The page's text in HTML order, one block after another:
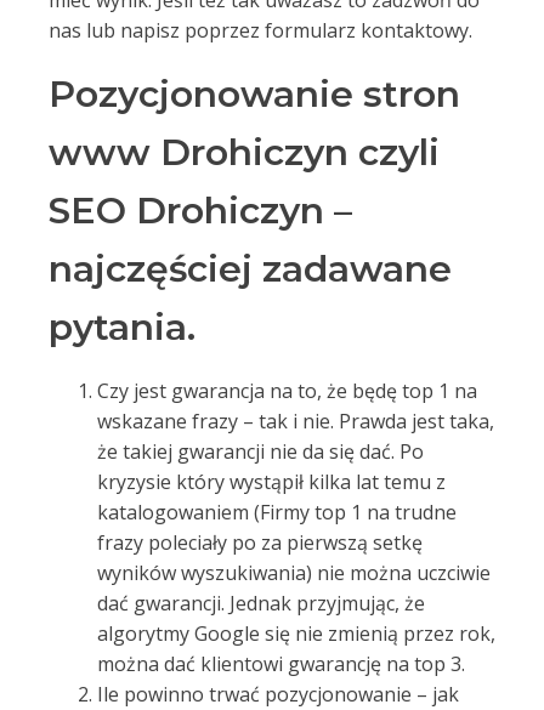
nas lub napisz poprzez formularz kontaktowy.
Pozycjonowanie stron
www Drohiczyn czyli
SEO Drohiczyn –
najczęściej zadawane
pytania.
Czy jest gwarancja na to, że będę top 1 na
wskazane frazy – tak i nie. Prawda jest taka,
że takiej gwarancji nie da się dać. Po
kryzysie który wystąpił kilka lat temu z
katalogowaniem (Firmy top 1 na trudne
frazy poleciały po za pierwszą setkę
wyników wyszukiwania) nie można uczciwie
dać gwarancji. Jednak przyjmując, że
algorytmy Google się nie zmienią przez rok,
można dać klientowi gwarancję na top 3.
Ile powinno trwać pozycjonowanie – jak